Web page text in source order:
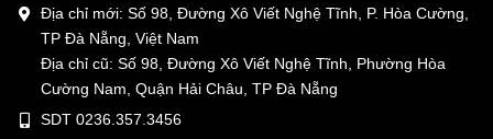
Địa chỉ mới: Số 98, Đường Xô Viết Nghệ Tĩnh, P. Hòa Cường,
TP Đà Nẵng, Việt Nam
Địa chỉ cũ: Số 98, Đường Xô Viết Nghệ Tĩnh, Phường Hòa
Cường Nam, Quận Hải Châu, TP Đà Nẵng
SDT 0236.357.3456